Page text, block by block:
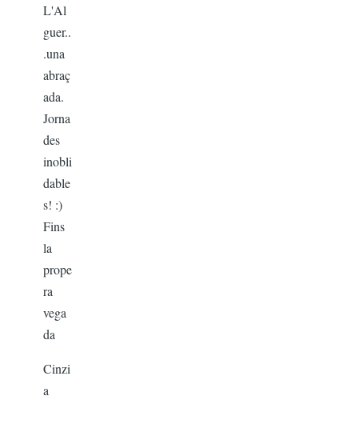
L'Al
guer..
.una
abraç
ada.
Jorna
des
inobli
dable
s! :)
Fins
la
prope
ra
vega
da
Cinzi
a